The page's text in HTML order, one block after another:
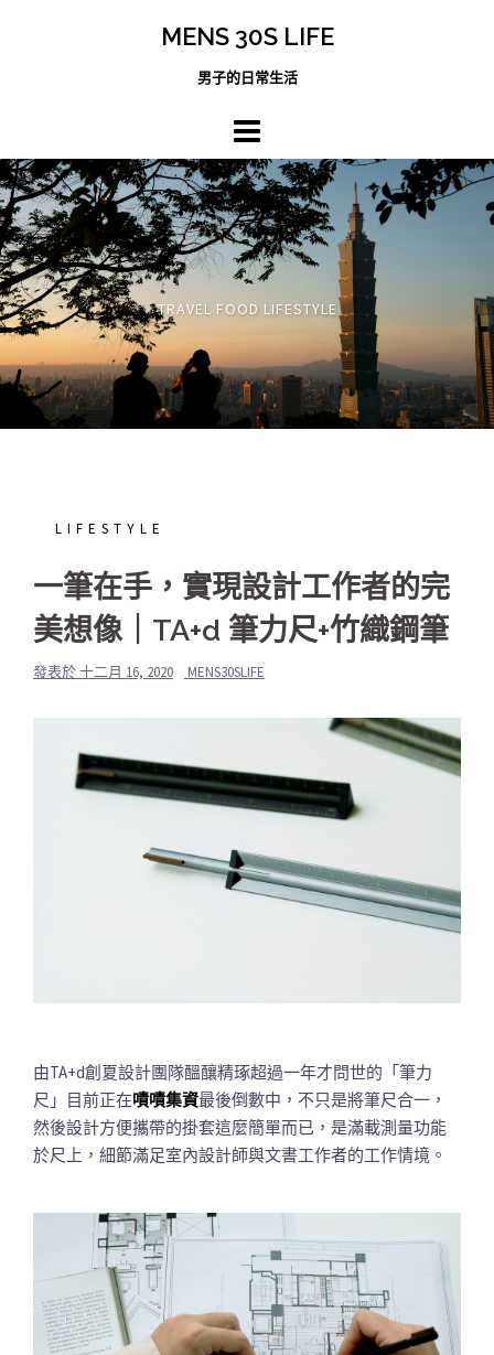
MENS 30S LIFE
男子的日常生活
TRAVEL FOOD LIFESTYLE
LIFESTYLE
一筆在手，實現設計工作者的完
美想像｜TA+d 筆力尺+竹織鋼筆
發表於十二月 16, 2020 MENS30SLIFE
由TA+d創夏設計團隊醞釀精琢超過一年才問世的「筆力
尺」目前正在嘖嘖集資最後倒數中，不只是將筆尺合一，
然後設計方便攜帶的掛套這麼簡單而已，是滿載測量功能
於尺上，細節滿足室內設計師與文書工作者的工作情境。